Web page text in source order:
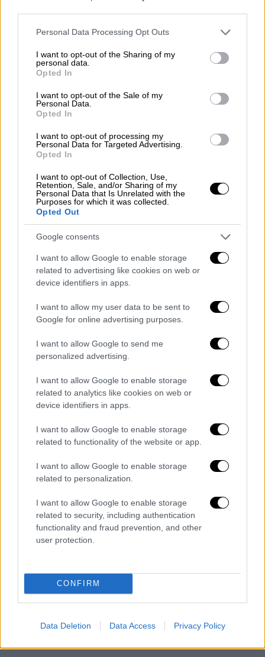
Please note that this website/app uses one or more Google
not limited to your visit or usage behaviour. You may click to
grant or deny consent to Google and its third-party tags to
use your data for below specified purposes in below Google
consent section.
Personal Data Processing Opt Outs
I want to opt-out of the Sharing of my
personal data.
Opted In
I want to opt-out of the Sale of my
Personal Data.
Opted In
I want to opt-out of processing my
Personal Data for Targeted Advertising.
Opted In
I want to opt-out of Collection, Use,
Retention, Sale, and/or Sharing of my
Personal Data that Is Unrelated with the
Purposes for which it was collected.
Opted Out
Google consents
I want to allow Google to enable storage
related to advertising like cookies on web or
device identifiers in apps.
I want to allow my user data to be sent to
Google for online advertising purposes.
I want to allow Google to send me
personalized advertising.
I want to allow Google to enable storage
related to analytics like cookies on web or
device identifiers in apps.
I want to allow Google to enable storage
related to functionality of the website or app.
I want to allow Google to enable storage
related to personalization.
I want to allow Google to enable storage
related to security, including authentication
functionality and fraud prevention, and other
user protection.
CONFIRM
Data Deletion Data Access Privacy Policy
χρησιμοποίησαν ένα eyeliner, που πίστευαν
ότι είχε μαγικές ιδιότητες γιατί ήταν
του ήλιου, του ουρανού και της θεραπείας
Horus. Σύγχρονη έρευνα δείχνει ότι εκείνο
το σκεύασμα ήταν πραγματικά
αποτελεσματικό· όχι λόγω των μαγικών
ιδιοτήτων του, λόγω του θεού, αλλά επειδή
οι αρχαίοι Αιγύπτιοι είχαν παράξει μια
φόρμουλα που λειτουργούσε θετικά στην
Οι αρχαίοι Αιγύπτιοι,αγνοώντας τους
κινδύνους της δηλητηρίασης από τον
μόλυβδο, χρησιμοποιούσαν το στοιχείο
εκείνο σε πολλά από τα καλλυντικά τους.
Όσον αφορά εκείνο το eyeliner, πέρασαν από
μια χρονοβόρο διαδικασία για να συνδιάσουν
διάφορα είδη αλάτων μολύβδου· εκείνα τα
αντιμικροβιακές ιδιότητεςκαι
όταν εφαρμόζονταν σε μορφή eyeliner,
εμπόδιζαν τα επιβλαβή βακτήρια να
επηρεάσουν στα μάτια. Επιπλέον, ακριβώς
επειδή ο μόλυβδος είναι επιβλαβής και το
ανθρώπινο σώμα αντιδρά στο κακό, η
εφαρμογή του μολύβδου σαν eyeliner
πυροδότησε μια φλεγμονώδη απόκριση. Όλο
εκείνο το γεγονός, τελικά, αποδείχθηκε
κρυφή ευλογία.